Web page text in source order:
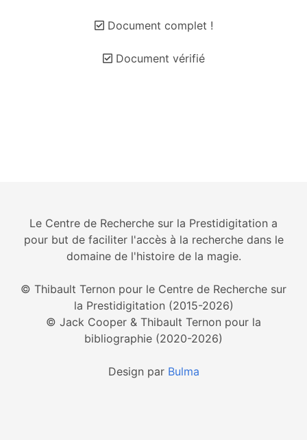
Document complet !
Document vérifié
Le Centre de Recherche sur la Prestidigitation a
pour but de faciliter l'accès à la recherche dans le
domaine de l'histoire de la magie.
© Thibault Ternon pour le Centre de Recherche sur
la Prestidigitation (2015-2026)
© Jack Cooper & Thibault Ternon pour la
bibliographie (2020-2026)
Design par Bulma